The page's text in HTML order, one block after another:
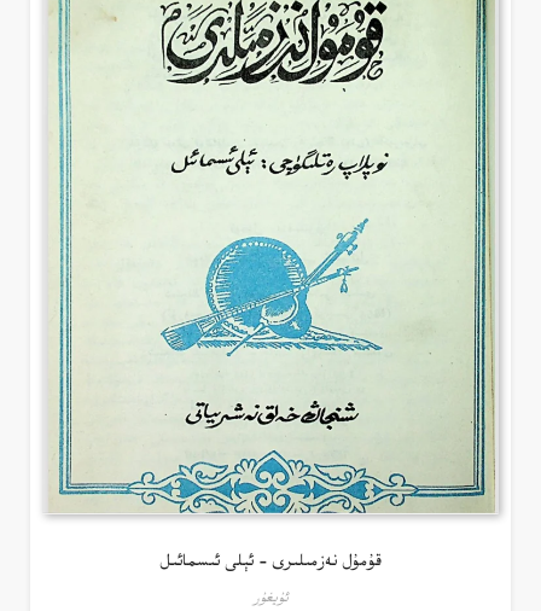
قۇمۇل نەزمىلىرى – ئېلى ئىسمائىل
ئۇيغۇر